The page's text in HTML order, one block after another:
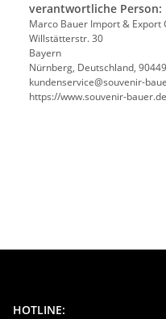
verantwortliche Person:
Marco Bauer Import & Export
Willstätterstr. 30
Bayern
Nürnberg, Deutschland, 90449
kundenservice@souvenir-
https://www.souvenir-bauer.de
HOTLINE: